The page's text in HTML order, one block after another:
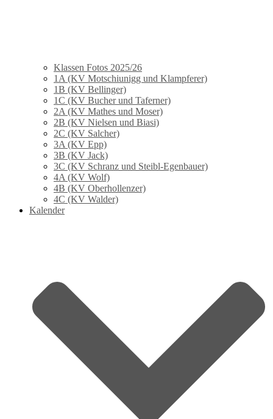
Klassen Fotos 2025/26
1A (KV Motschiunigg und Klampferer)
1B (KV Bellinger)
1C (KV Bucher und Taferner)
2A (KV Mathes und Moser)
2B (KV Nielsen und Biasi)
2C (KV Salcher)
3A (KV Epp)
3B (KV Jack)
3C (KV Schranz und Steibl-Egenbauer)
4A (KV Wolf)
4B (KV Oberhollenzer)
4C (KV Walder)
Kalender